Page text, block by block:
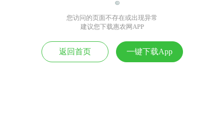
您访问的页面不存在或出现异常
建议您下载惠农网APP
返回首页 一键下载App